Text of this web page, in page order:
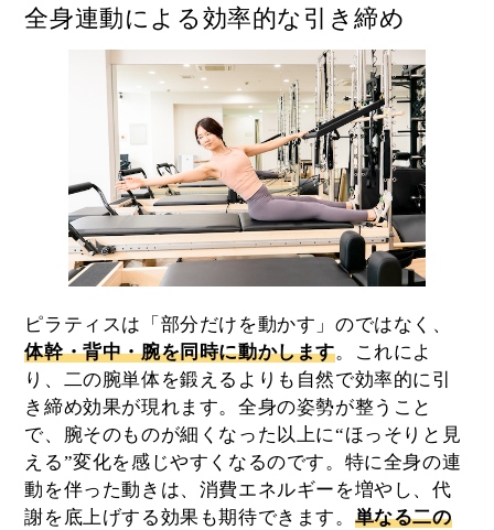
全身連動による効率的な引き締め
ピラティスは「部分だけを動かす」のではなく、
体幹・背中・腕を同時に動かします。これによ
り、二の腕単体を鍛えるよりも自然で効率的に引
き締め効果が現れます。全身の姿勢が整うこと
で、腕そのものが細くなった以上に“ほっそりと見
える”変化を感じやすくなるのです。特に全身の連
動を伴った動きは、消費エネルギーを増やし、代
謝を底上げする効果も期待できます。 単なる二の